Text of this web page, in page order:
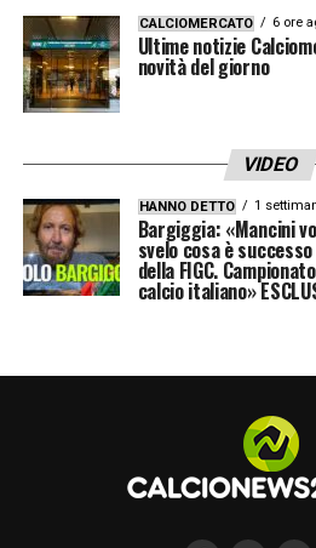
CALCIOMERCATO 6 ore
Ultime notizie
novità del giorno
VIDEO
HANNO DETTO 1
Bargiggia: «Mancini
svelo cosa è
della FIGC.
calcio italiano»